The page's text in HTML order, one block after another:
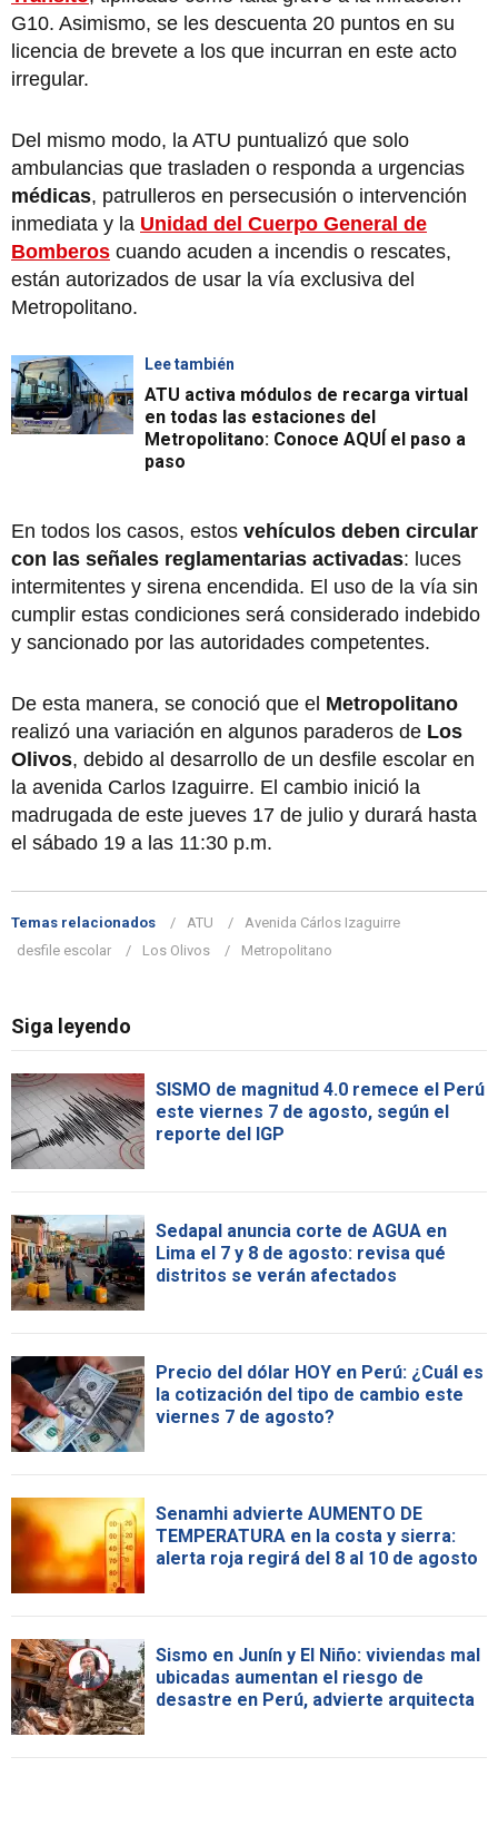
G10. Asimismo, se les descuenta 20 puntos en su
licencia de brevete a los que incurran en este acto
irregular.
Del mismo modo, la ATU puntualizó que solo
ambulancias que trasladen o responda a urgencias
médicas, patrulleros en persecusión o intervención
inmediata y la Unidad del Cuerpo General de
Bomberos cuando acuden a incendis o rescates,
están autorizados de usar la vía exclusiva del
Metropolitano.
Lee también
ATU activa módulos de recarga virtual
en todas las estaciones del
Metropolitano: Conoce AQUÍ el paso a
paso
En todos los casos, estos vehículos deben circular
con las señales reglamentarias activadas: luces
intermitentes y sirena encendida. El uso de la vía sin
cumplir estas condiciones será considerado indebido
y sancionado por las autoridades competentes.
De esta manera, se conoció que el Metropolitano
realizó una variación en algunos paraderos de Los
Olivos, debido al desarrollo de un desfile escolar en
la avenida Carlos Izaguirre. El cambio inició la
madrugada de este jueves 17 de julio y durará hasta
el sábado 19 a las 11:30 p.m.
Temas relacionados ATU
Avenida Cárlos Izaguirre
desfile escolar
Los Olivos Metropolitano
Siga leyendo
SISMO de magnitud 4.0 remece el Perú
este viernes 7 de agosto, según el
reporte del IGP
Sedapal anuncia corte de AGUA en
Lima el 7 y 8 de agosto: revisa qué
distritos se verán afectados
Precio del dólar HOY en Perú: ¿Cuál es
la cotización del tipo de cambio este
viernes 7 de agosto?
Senamhi advierte AUMENTO DE
TEMPERATURA en la costa y sierra:
alerta roja regirá del 8 al 10 de agosto
Sismo en Junín y El Niño: viviendas mal
ubicadas aumentan el riesgo de
desastre en Perú, advierte arquitecta